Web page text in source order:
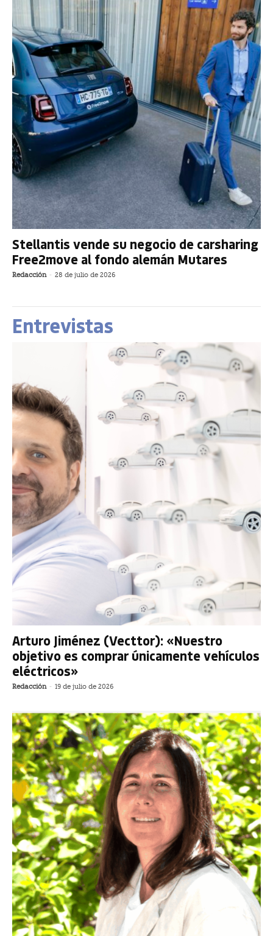
Stellantis vende su negocio de carsharing
Free2move al fondo alemán Mutares
Redacción - 28 de julio de 2026
Entrevistas
Arturo Jiménez (Vecttor): «Nuestro
objetivo es comprar únicamente vehículos
eléctricos»
Redacción - 19 de julio de 2026